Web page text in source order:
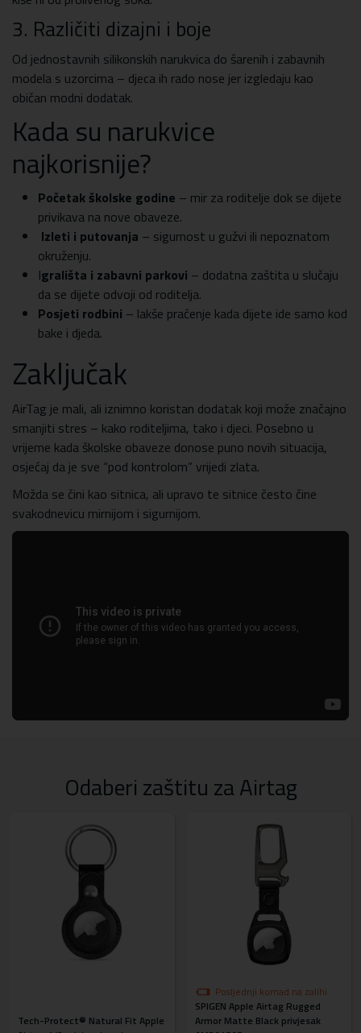
3. Različiti dizajni i boje
Od jednostavnih silikonskih narukvica do šarenih i zabavnih
modela s uzorcima – djeca ih rado nose jer izgledaju kao
običan modni dodatak.
Kada su narukvice
najkorisnije?
Početak školske godine – mir za roditelje dok se dijete
privikava na nove obaveze.
Izleti i putovanja – sigurnost u gužvi ili nepoznatom
okruženju.
Igrališta i zabavni parkovi – dodatna zaštita u slučaju
da se dijete odvoji od roditelja.
Posjeti rodbini – lakše praćenje kada dijete ide samo kod
bake i djeda.
Zaključak
AirTag je mali, ali iznimno koristan dodatak koji može značajno
smanjiti stres – kako roditeljima, tako i djeci. Posebno u
vrijeme kada školske obaveze donose puno novih situacija,
osjećaj da je sve “pod kontrolom” vrijedi zlata.
Možda se čini kao sitnica, ali upravo te sitnice često čine
svakodnevicu mirnijom i sigurnijom.
Odaberi zaštitu za Airtag
Tech-Protect® Natural Fit Apple
Posljednji komad na zalihi
SPIGEN Apple Airtag Rugged
Armor Matte Black privjesak